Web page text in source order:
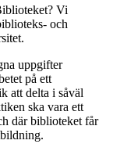
Vi
och
uppgifter
på ett
att delta i såväl
ska vara ett
där biblioteket får